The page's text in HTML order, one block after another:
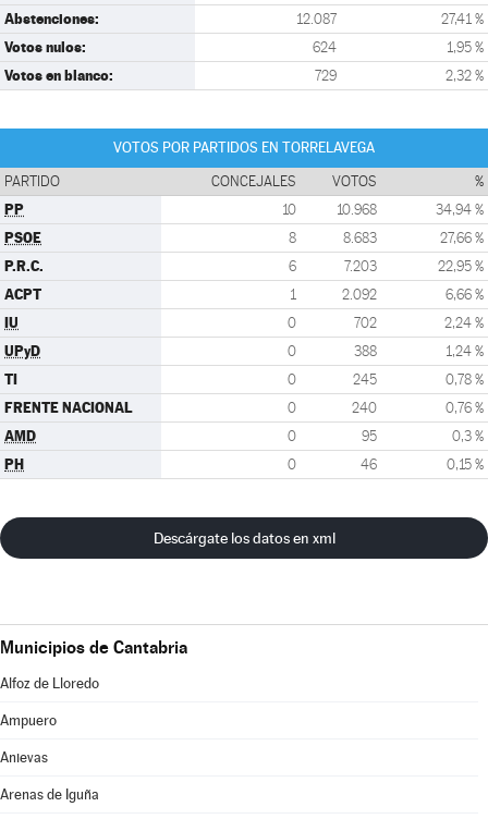
Abstenciones: 12.087 27,41 %
Votos nulos: 624 1,95 %
Votos en blanco: 729 2,32 %
VOTOS POR PARTIDOS EN TORRELAVEGA
PARTIDO CONCEJALES VOTOS %
PP 10 10.968 34,94 %
PSOE 8 8.683 27,66 %
P.R.C. 6 7.203 22,95 %
ACPT 1 2.092 6,66 %
IU 0 702 2,24 %
UPyD 0 388 1,24 %
TI 0 245 0,78 %
FRENTE NACIONAL 0 240 0,76 %
AMD 0 95 0,3 %
PH 0 46 0,15 %
Descárgate los datos en xml
Municipios de Cantabria
Alfoz de Lloredo
Ampuero
Anievas
Arenas de Iguña